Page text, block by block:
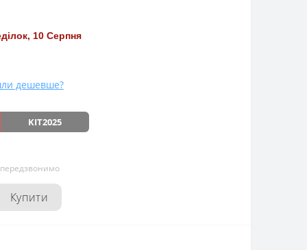
10 Серпня
дешевше?
KIT2025
Купити